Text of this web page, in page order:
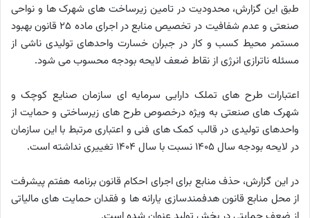
طبق این گزارش، محدودیت در تامین زیرساخت های شهرک ها و نواحی
صنعتی و عدم شفافیت در تخصیص منابع در اجرای ماده ۲۵ قانون بهبود
مستمر محیط کسب و کار در جبران خسارت واحدهای تولیدی ناشی از
مسئله ناترازی انرژی از نقاط ضعف لایحه بودجه محسوب می شود.
اعتبارات طرح های تملک دارایی سرمایه ای سازمان صنایع کوچک و
شهرک های صنعتی به ویژه درخصوص طرح های زیرساختی و حمایت از
واحدهای تولیدی در قالب کمک های فنی و اعتباری مرتبط با این سازمان
در لایحه بودجه سال ۱۴۰۵ نسبت با سال ۱۴۰۴ تغییری نداشته است.
در این گزارش، حذف منابع برای اجرای احکام قانون برنامه هفتم پیشرفت
از محل منابع قانون هدفمندسازی یارانه ها و فقدان حمایت های مالیاتی